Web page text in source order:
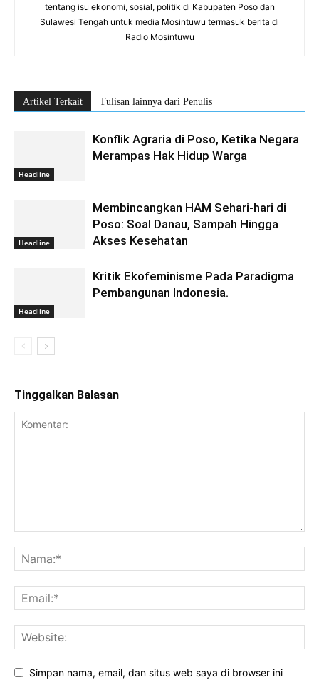
tentang isu ekonomi, sosial, politik di Kabupaten Poso dan
Sulawesi Tengah untuk media Mosintuwu termasuk berita di
Radio Mosintuwu
Artikel Terkait Tulisan lainnya dari Penulis
Headline
Konflik Agraria di Poso, Ketika Negara
Merampas Hak Hidup Warga
Headline
Membincangkan HAM Sehari-hari di
Poso: Soal Danau, Sampah Hingga
Akses Kesehatan
Headline
Kritik Ekofeminisme Pada Paradigma
Pembangunan Indonesia.
Tinggalkan Balasan
Simpan nama, email, dan situs web saya di browser ini